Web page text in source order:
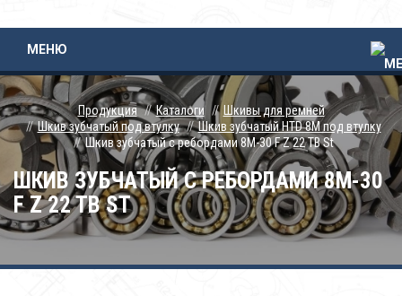
МЕНЮ
Продукция Каталоги
Шкивы для ремней
Шкив зубчатый под втулку
Шкив зубчатый HTD 8M под втулку
Шкив зубчатый с ребордами 8M-30 F Z 22 TB St
ШКИВ ЗУБЧАТЫЙ С РЕБОРДАМИ 8M-30
F Z 22 TB ST